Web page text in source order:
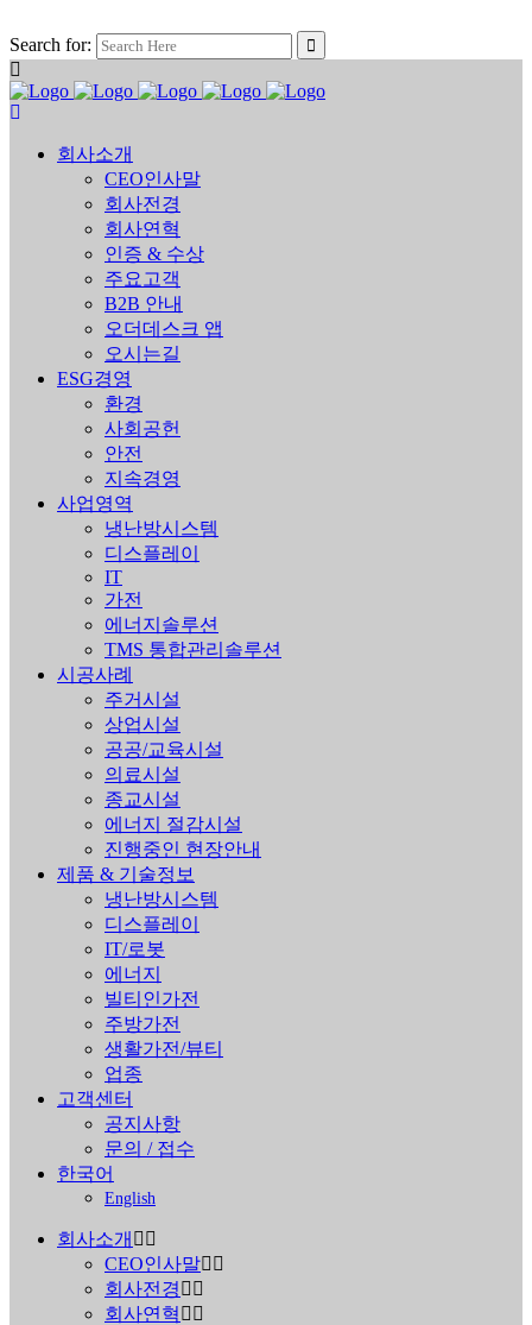
Search for:
회사소개
CEO인사말
회사전경
회사연혁
인증 & 수상
주요고객
B2B 안내
오더데스크 앱
오시는길
ESG경영
환경
사회공헌
안전
지속경영
사업영역
냉난방시스템
디스플레이
IT
가전
에너지솔루션
TMS 통합관리솔루션
시공사례
주거시설
상업시설
공공/교육시설
의료시설
종교시설
에너지 절감시설
진행중인 현장안내
제품 & 기술정보
냉난방시스템
디스플레이
IT/로봇
에너지
빌티인가전
주방가전
생활가전/뷰티
업종
고객센터
공지사항
문의 / 접수
한국어
English
회사소개
CEO인사말
회사전경
회사연혁